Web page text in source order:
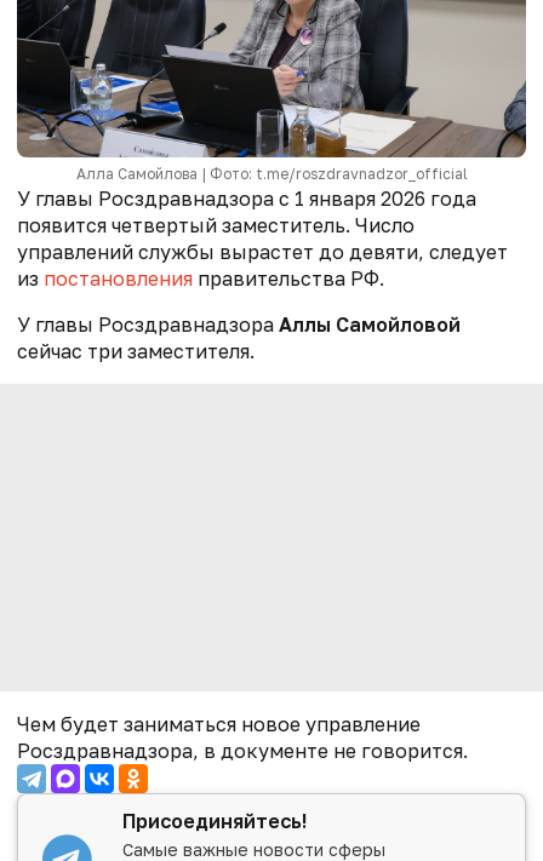
Алла Самойлова | Фото: t.me/roszdravnadzor_official
У главы Росздравнадзора с 1 января 2026 года
появится четвертый заместитель. Число
управлений службы вырастет до девяти, следует
из постановления правительства РФ.
У главы Росздравнадзора Аллы Самойловой
сейчас три заместителя.
Чем будет заниматься новое управление
Росздравнадзора, в документе не говорится.
Присоединяйтесь!
Самые важные новости сферы